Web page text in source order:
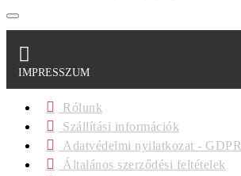
IMPRESSZUM
Rólunk
Szállítási információk
Adatvédelmi nyilatkozat - GDPR
Általános szerződési feltételek